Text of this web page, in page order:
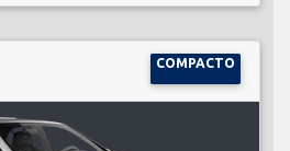
COMPACTO